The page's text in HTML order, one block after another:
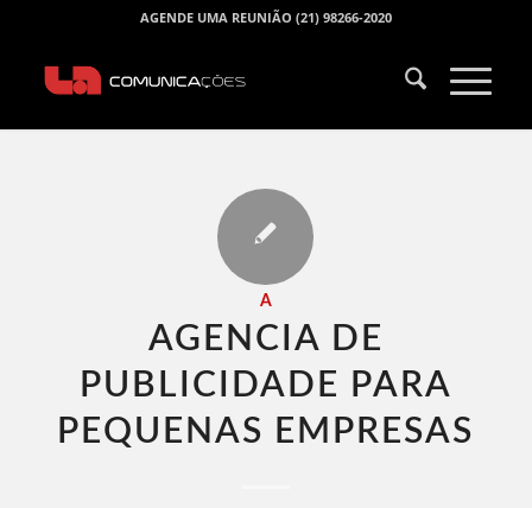
AGENDE UMA REUNIÃO (21) 98266-2020
A
AGENCIA DE
PUBLICIDADE PARA
PEQUENAS EMPRESAS​